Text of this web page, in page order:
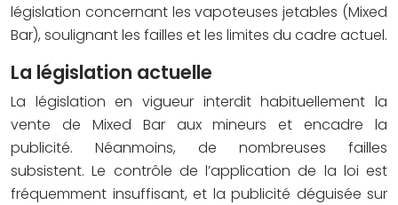
législation concernant les vapoteuses jetables (Mixed
Bar), soulignant les failles et les limites du cadre actuel.
La législation actuelle
La législation en vigueur interdit habituellement la
vente de Mixed Bar aux mineurs et encadre la
publicité. Néanmoins, de nombreuses failles
subsistent. Le contrôle de l’application de la loi est
fréquemment insuffisant, et la publicité déguisée sur